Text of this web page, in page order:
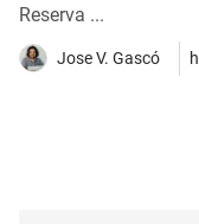
Reserva ...
Jose V. Gascó